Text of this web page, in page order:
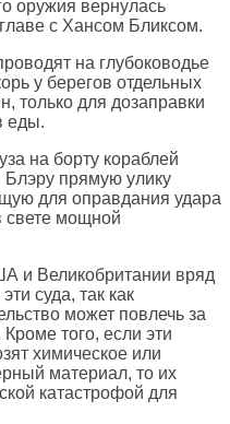
оружия вернулась
с Хансом Бликсом.
на глубоководье
у берегов отдельных
только для дозаправки
еды.
на борту кораблей
прямую улику
для оправдания удара
мощной
и Великобритании вряд
суда, так как
может повлечь за
того, если эти
химическое или
материал, то их
катастрофой для